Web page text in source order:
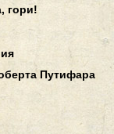
гори!
Путифара